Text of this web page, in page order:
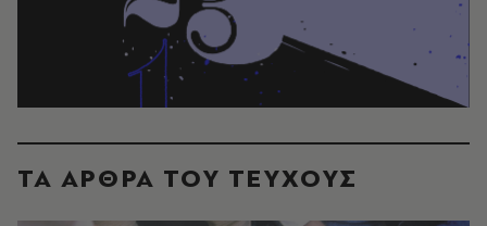
ΤΑ ΑΡΘΡΑ ΤΟΥ ΤΕΥΧΟΥΣ